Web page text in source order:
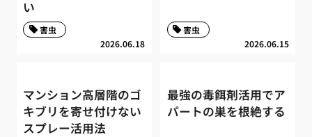
い
2026.06.18
害虫
2026.06.15
害虫
マンション高層階のゴ
キブリを寄せ付けない
スプレー活用法
最強の毒餌剤活用でア
パートの巣を根絶する